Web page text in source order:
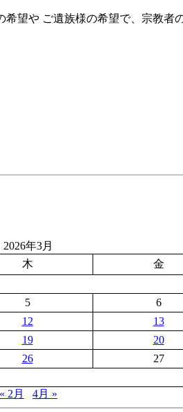
望や ご遺族様の希望で、宗教
2026年3月
木 金
5 6
12 13
19 20
26 27
« 2月
4月 »